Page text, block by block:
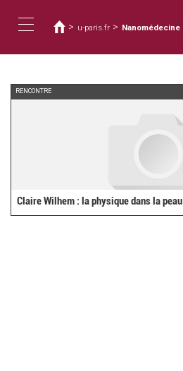
main
navigation
are
here
> u-paris.fr > Nanomédecine
RENCONTRE
Claire Wilhem : la physique dans la peau